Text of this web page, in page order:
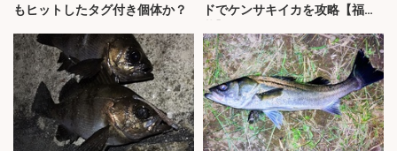
もヒットしたタグ付き個体か？
ドでケンサキイカを攻略【福